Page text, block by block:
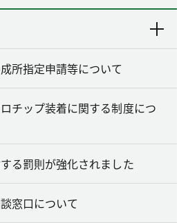
所指定申請等について
チップ装着に関する制度につ
る罰則が強化されました
窓口について